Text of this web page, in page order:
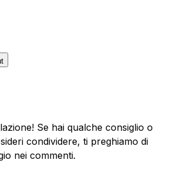
Se hai qualche consiglio o
condividere, ti preghiamo di
nei commenti.